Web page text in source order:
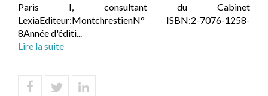
Paris I, consultant du Cabinet
LexiaEditeur:MontchrestienN° ISBN:2-7076-1258-
8Année d'éditi...
Lire la suite